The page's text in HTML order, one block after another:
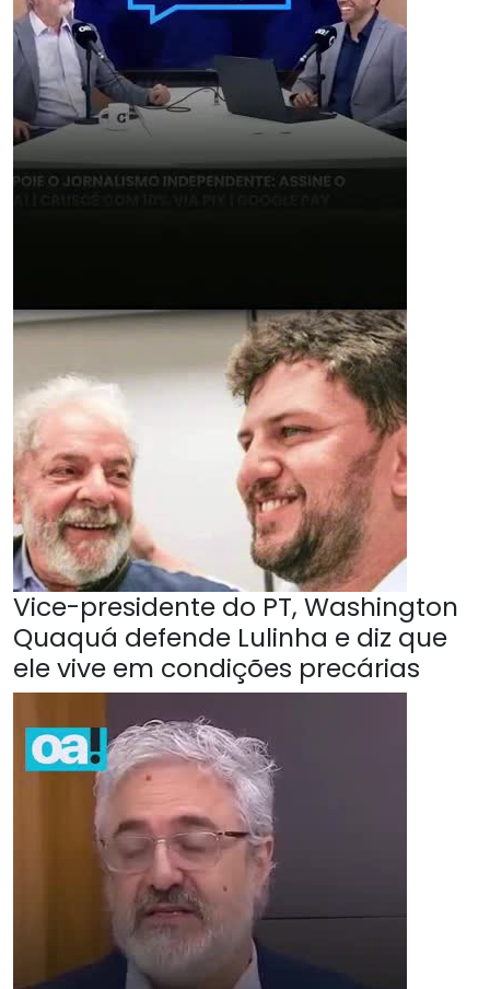
Vice-presidente do PT, Washington
Quaquá defende Lulinha e diz que
ele vive em condições precárias